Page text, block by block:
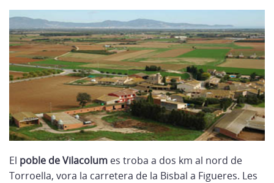
El poble de Vilacolum es troba a dos km al nord de
Torroella, vora la carretera de la Bisbal a Figueres. Les